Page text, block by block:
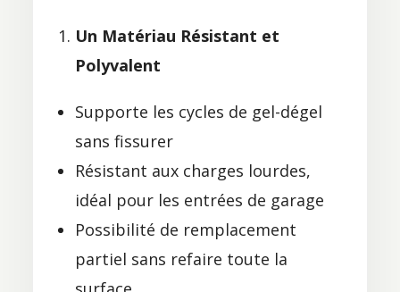
Un Matériau Résistant et
Polyvalent
Supporte les cycles de gel-dégel
sans fissurer
Résistant aux charges lourdes,
idéal pour les entrées de garage
Possibilité de remplacement
partiel sans refaire toute la